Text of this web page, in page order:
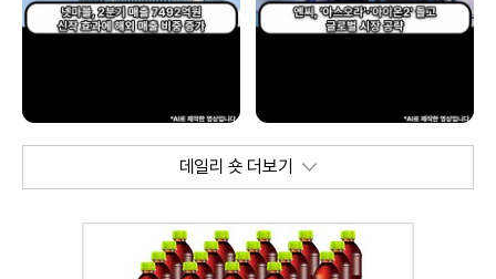
데일리 숏 더보기